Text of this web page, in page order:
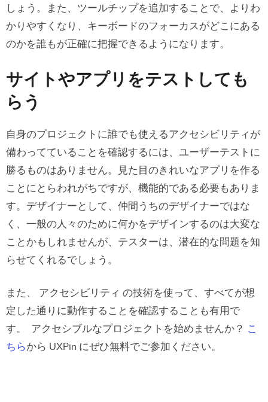
しょう。また、ツールチップを追加することで、よりわ
かりやすくなり、キーボードのフォーカスがどこにある
のかを誰もが正確に把握できるようになります。
サイトやアプリをテストしても
らう
自身のプロジェクトに誰でも使えるアクセシビリティが
備わってていることを確認するには、ユーザーテストに
勝るものはありません。見た目のきれいなアプリを作る
ことにとらわれがちですが、機能的である必要もありま
す。デザイナーとして、仲間うちのデザイナーではな
く、一般の人々のために何かをデザインするのは大変な
ことかもしれませんが、テスターは、潜在的な問題を知
らせてくれるでしょう。
また、 アクセシビリティ の技術を使って、すべてが想
定した通りに動作することを確認することも有用で
す。 アクセシブルなプロジェクトを始めませんか？ こ
ちらから UXPin にぜひ無料でご参加ください。